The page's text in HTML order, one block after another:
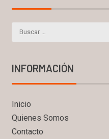
INFORMACIÓN
Inicio
Quienes Somos
Contacto